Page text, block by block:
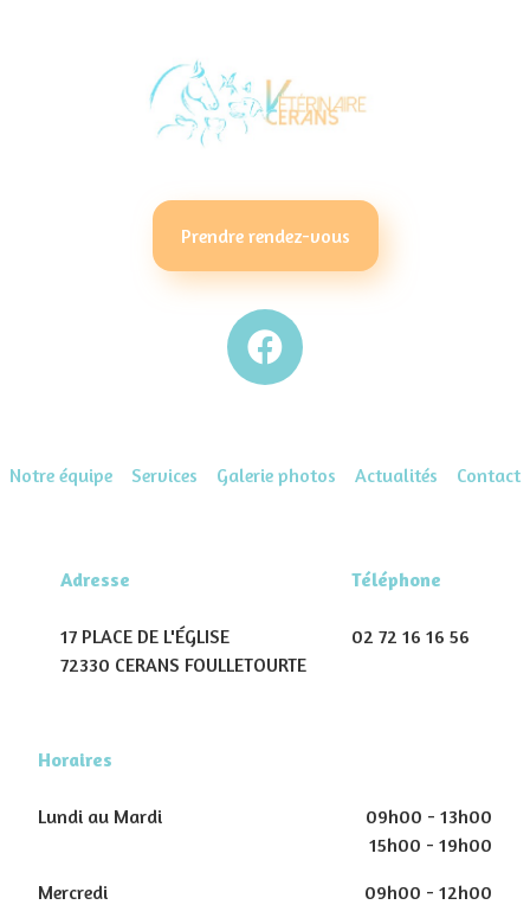
Prendre rendez-vous
Notre équipe Services Galerie photos Actualités Contact
Adresse
17 PLACE DE L'ÉGLISE
72330 CERANS FOULLETOURTE
Téléphone
02 72 16 16 56
Horaires
Lundi au Mardi
09h00 - 13h00
15h00 - 19h00
Mercredi
09h00 - 12h00